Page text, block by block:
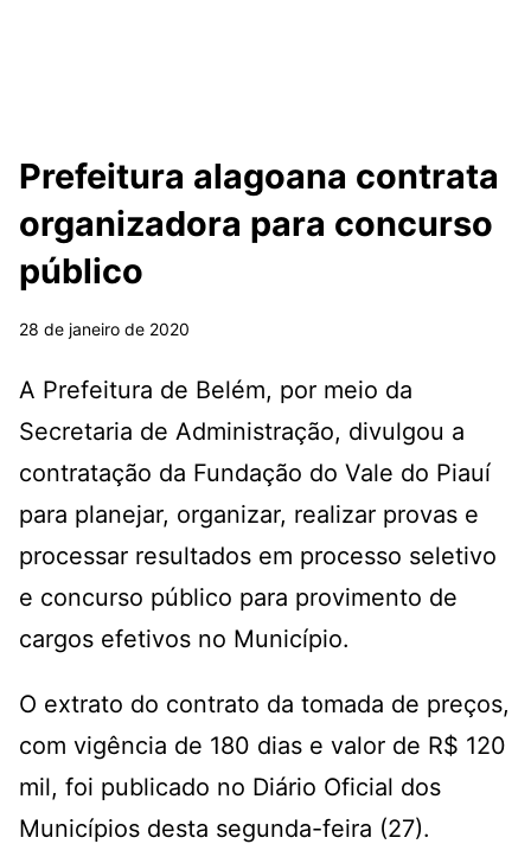
Prefeitura alagoana contrata
organizadora para concurso
público
28 de janeiro de 2020
A Prefeitura de Belém, por meio da
Secretaria de Administração, divulgou a
contratação da Fundação do Vale do Piauí
para planejar, organizar, realizar provas e
processar resultados em processo seletivo
e concurso público para provimento de
cargos efetivos no Município.
O extrato do contrato da tomada de preços,
com vigência de 180 dias e valor de R$ 120
mil, foi publicado no Diário Oficial dos
Municípios desta segunda-feira (27).